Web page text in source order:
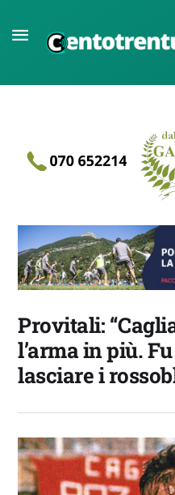
Provitali:
l’arma in più.
lasciare i